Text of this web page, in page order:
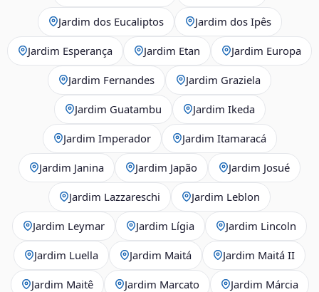
Jardim dos Eucaliptos Jardim dos Ipês
Jardim Esperança Jardim Etan Jardim Europa
Jardim Fernandes Jardim Graziela
Jardim Guatambu Jardim Ikeda
Jardim Imperador Jardim Itamaracá
Jardim Janina Jardim Japão Jardim Josué
Jardim Lazzareschi Jardim Leblon
Jardim Leymar Jardim Lígia Jardim Lincoln
Jardim Luella Jardim Maitá Jardim Maitá II
Jardim Maitê Jardim Marcato Jardim Márcia